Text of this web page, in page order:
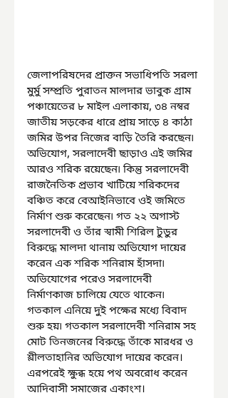
জেলাপরিষদের প্রাক্তন সভাধিপতি সরলা
মুর্মু সম্প্রতি পুরাতন মালদার ভাবুক গ্রাম
পঞ্চায়েতের ৮ মাইল এলাকায়, ৩৪ নম্বর
জাতীয় সড়কের ধারে প্রায় সাড়ে ৪ কাঠা
জমির উপর নিজের বাড়ি তৈরি করছেন৷
অভিযোগ, সরলাদেবী ছাড়াও এই জমির
আরও শরিক রয়েছেন৷ কিন্তু সরলাদেবী
রাজনৈতিক প্রভাব খাটিয়ে শরিকদের
বঞ্চিত করে বেআইনিভাবে ওই জমিতে
নির্মাণ শুরু করেছেন৷ গত ২২ অগাস্ট
সরলাদেবী ও তাঁর স্বামী শিরিল টুডুর
বিরুদ্ধে মালদা থানায় অভিযোগ দায়ের
করেন এক শরিক শনিরাম হাঁসদা৷
অভিযোগের পরেও সরলাদেবী
নির্মাণকাজ চালিয়ে যেতে থাকেন৷
গতকাল এনিয়ে দুই পক্ষের মধ্যে বিবাদ
শুরু হয়৷ গতকাল সরলাদেবী শনিরাম সহ
মোট তিনজনের বিরুদ্ধে তাঁকে মারধর ও
শ্লীলতাহানির অভিযোগ দায়ের করেন।
এরপরেই ক্ষুব্ধ হয়ে পথ অবরোধ করেন
আদিবাসী সমাজের একাংশ।